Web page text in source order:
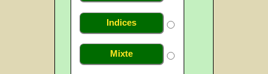
Indices
Mixte